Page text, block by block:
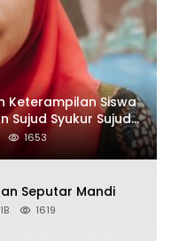
Keterampilan Siswa
Sujud Syukur Sujud
Dengan
Pembelajaran
1653
Seputar Mandi
1619